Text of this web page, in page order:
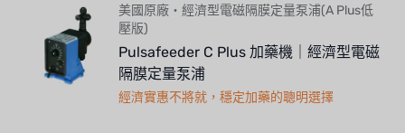
美國原廠・經濟型電磁隔膜定量泵浦(A Plus低
壓版)
Pulsafeeder C Plus 加藥機｜經濟型電磁
隔膜定量泵浦
經濟實惠不將就，穩定加藥的聰明選擇